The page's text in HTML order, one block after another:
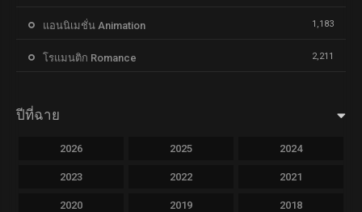
แอนนิเมชั่น Animation 1,183
โรแมนติก Romance 2,211
ปีที่ฉาย
2026 2025 2024
2023 2022 2021
2020 2019 2018